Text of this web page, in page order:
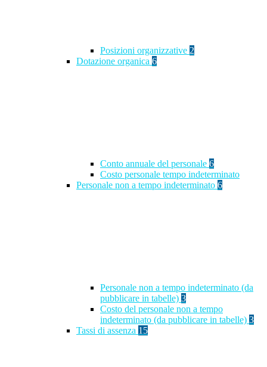
Posizioni organizzative 2
Dotazione organica 6
Conto annuale del personale 6
Costo personale tempo indeterminato
Personale non a tempo indeterminato 6
Personale non a tempo indeterminato (da
pubblicare in tabelle) 3
Costo del personale non a tempo
indeterminato (da pubblicare in tabelle) 3
Tassi di assenza 15